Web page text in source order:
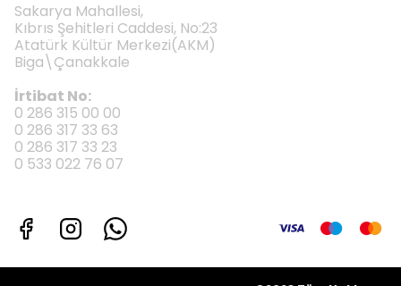
Sakarya Mahallesi,
Kıbrıs Şehitleri Caddesi, No:23
Atatürk Kültür Merkezi(AKM)
Biga\Çanakkale
İrtibat No:
0 286 315 00 00
0 286 317 33 63
0 286 317 33 23
0 533 022 76 07